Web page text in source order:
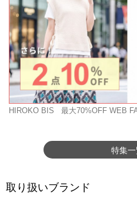
HIROKO BIS 最大70%OFF WEB
特集一
取り扱いブランド